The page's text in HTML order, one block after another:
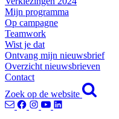
Mijn programma
Op campagne
Teamwork
Wist je dat
Ontvang mijn nieuwsbrief
Overzicht nieuwsbrieven
Contact
Zoek op de website